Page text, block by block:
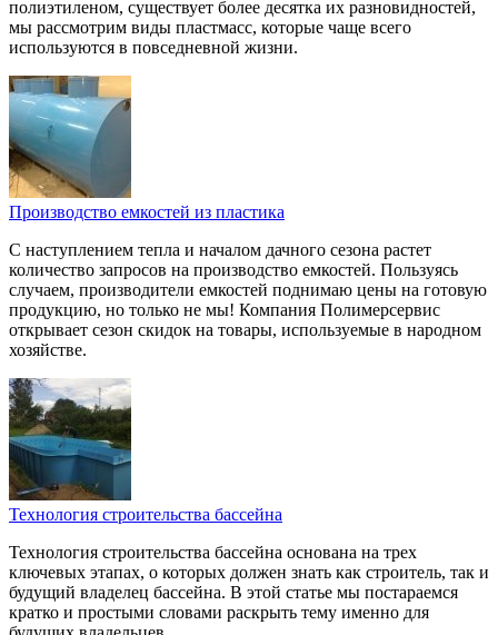
полиэтиленом, существует более десятка их разновидностей,
мы рассмотрим виды пластмасс, которые чаще всего
используются в повседневной жизни.
Производство емкостей из пластика
С наступлением тепла и началом дачного сезона растет
количество запросов на производство емкостей. Пользуясь
случаем, производители емкостей поднимаю цены на готовую
продукцию, но только не мы! Компания Полимерсервис
открывает сезон скидок на товары, используемые в народном
хозяйстве.
Технология строительства бассейна
Технология строительства бассейна основана на трех
ключевых этапах, о которых должен знать как строитель, так и
будущий владелец бассейна. В этой статье мы постараемся
кратко и простыми словами раскрыть тему именно для